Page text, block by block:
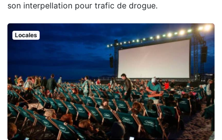
son interpellation pour trafic de drogue.
Locales